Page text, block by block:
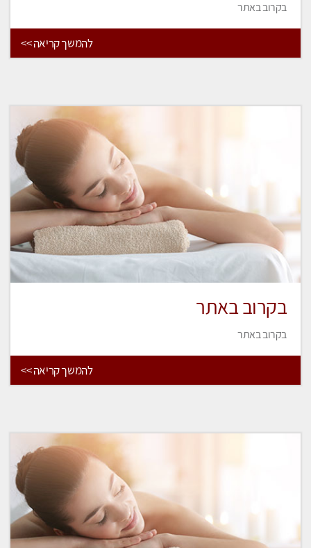
בקרוב באתר
להמשך קריאה >>
בקרוב באתר
בקרוב באתר
להמשך קריאה >>